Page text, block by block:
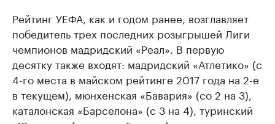
Рейтинг УЕФА, как и годом ранее, возглавляет
победитель трех последних розыгрышей Лиги
чемпионов мадридский «Реал». В первую
десятку также входят: мадридский «Атлетико» (с
4-го места в майском рейтинге 2017 года на 2-е
в текущем), мюнхенская «Бавария» (со 2 на 3),
каталонская «Барселона» (с 3 на 4), туринский